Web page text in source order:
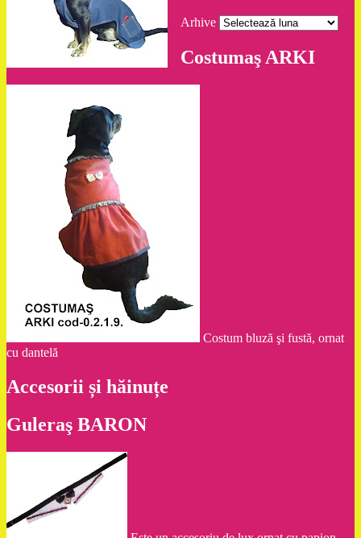
Arhive
Costumaş ARKI
Costum bluză şi fustă, ornat
cu dantelă
Accesorii și hăinuțe
Guleraş BARON